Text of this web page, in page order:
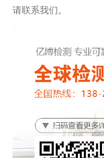
请联系我们。